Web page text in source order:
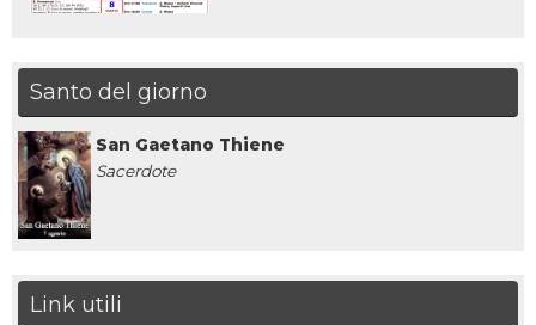
Santo del giorno
San Gaetano Thiene
Sacerdote
Link utili